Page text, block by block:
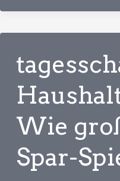
Sondervermögens
für
Acht
große
Straßenbau-
Projekte
in
Sachsen
gefährdet
Wie
Spar-